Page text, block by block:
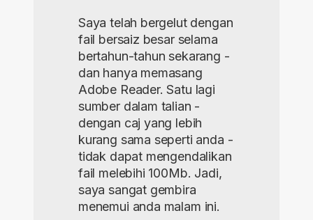
Saya telah bergelut dengan
fail bersaiz besar selama
bertahun-tahun sekarang -
dan hanya memasang
Adobe Reader. Satu lagi
sumber dalam talian -
dengan caj yang lebih
kurang sama seperti anda -
tidak dapat mengendalikan
fail melebihi 100Mb. Jadi,
saya sangat gembira
menemui anda malam ini.